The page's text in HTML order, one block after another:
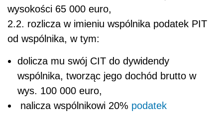
wysokości 65 000 euro,
2.2. rozlicza w imieniu wspólnika podatek PIT
od wspólnika, w tym:
dolicza mu swój CIT do dywidendy
wspólnika, tworząc jego dochód brutto w
wys. 100 000 euro,
nalicza wspólnikowi 20% podatek